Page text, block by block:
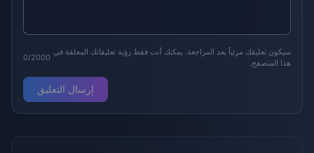
سيكون تعليقك مرئياً بعد المراجعة. يمكنك أنت فقط رؤية تعليقاتك المعلقة في
هذا المتصفح.
0/2000
إرسال التعليق